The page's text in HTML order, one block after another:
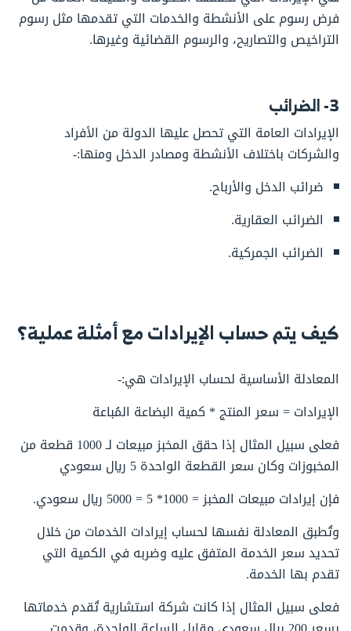
فرض رسوم على الأنشطة والخدمات التي تقدمها مثل رسوم
التراخيص والتصاريح، والرسوم القضائية وغيرها.
3- الضرائب
الإيرادات العامة التي تحصل عليها الدولة من الأفراد
والشركات باختلاف الأنشطة ومصادر الدخل ومنها:-
ضرائب الدخل والأرباح.
الضرائب العقارية.
الضرائب الجمركية.
كيف يتم حساب الإيرادات مع أمثلة عملية؟
المعادلة الأساسية لحساب الإيرادات هي:-
الإيرادات = سعر المنتج * كمية البضاعة المُباعة
فعلى سبيل المثال إذا حقق المخبز مبيعات لـ 1000 قطعة من
المخبوزات وكان سعر القطعة الواحدة 5 ريال سعودي
فإن إيرادات مبيعات المخبز = 1000* 5 = 5000 ريال سعودي.
وتُطبق المعادلة نفسها لحساب إيرادات الخدمات من خلال
تحديد سعر الخدمة المتفق عليه وضربه في الكمية التي
تقدم بها الخدمة.
فعلى سبيل المثال إذا كانت شركة استشارية تُقدم خدماتها